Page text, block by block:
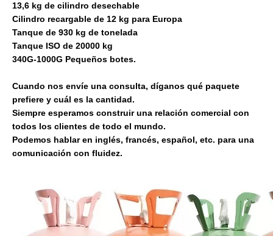
13,6 kg de cilindro desechable
Cilindro recargable de 12 kg para Europa
Tanque de 930 kg de tonelada
Tanque ISO de 20000 kg
340G-1000G Pequeños botes.
Cuando nos envíe una consulta, díganos qué paquete
prefiere y cuál es la cantidad.
Siempre esperamos construir una relación comercial con
todos los clientes de todo el mundo.
Podemos hablar en inglés, francés, español, etc. para una
comunicación con fluidez.